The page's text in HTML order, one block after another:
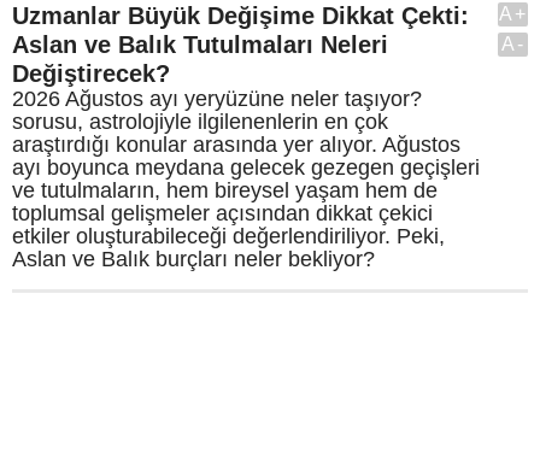
Uzmanlar Büyük Değişime Dikkat Çekti:
Aslan ve Balık Tutulmaları Neleri
Değiştirecek?
2026 Ağustos ayı yeryüzüne neler taşıyor?
sorusu, astrolojiyle ilgilenenlerin en çok
araştırdığı konular arasında yer alıyor. Ağustos
ayı boyunca meydana gelecek gezegen geçişleri
ve tutulmaların, hem bireysel yaşam hem de
toplumsal gelişmeler açısından dikkat çekici
etkiler oluşturabileceği değerlendiriliyor. Peki,
Aslan ve Balık burçları neler bekliyor?
A+
A-